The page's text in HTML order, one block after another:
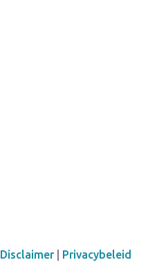
Disclaimer| Privacybeleid